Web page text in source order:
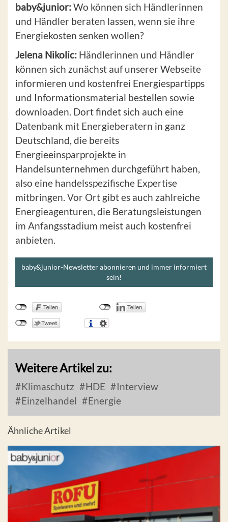
baby&junior:Wo können sich Händlerinnen
und Händler beraten lassen, wenn sie ihre
Energiekosten senken wollen?
Jelena Nikolic: Händlerinnen und Händler
können sich zunächst auf unserer Webseite
informieren und kostenfrei Energiespartipps
und Informationsmaterial bestellen sowie
downloaden. Dort findet sich auch eine
Datenbank mit Energieberatern in ganz
Deutschland, die bereits
Energieeinsparprojekte in
Handelsunternehmen durchgeführt haben,
also eine handelsspezifische Expertise
mitbringen. Vor Ort gibt es auch zahlreiche
Energieagenturen, die Beratungsleistungen
im Anfangsstadium meist auch kostenfrei
anbieten.
baby&junior-Newsletter abonnieren und immer informiert
sein!
Weitere Artikel zu:
Klimaschutz HDE
Interview
Einzelhandel
Energie
Ähnliche Artikel